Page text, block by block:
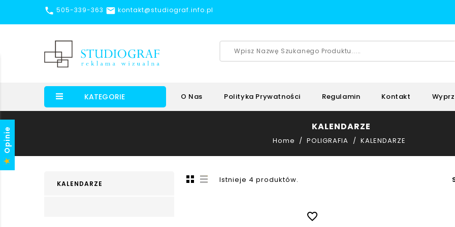
 505-339-363  kontakt@studiograf.info.pl
KATEGORIE O Nas Polityka Prywatności Regulamin Kontakt
KALENDARZE
Home POLIGRAFIA KALENDARZE
KALENDARZE Istnieje 4 produktów.
favorite_border
Opinie